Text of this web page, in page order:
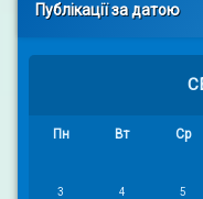
Публікації за датою
Пн Вт Ср
3 4 5